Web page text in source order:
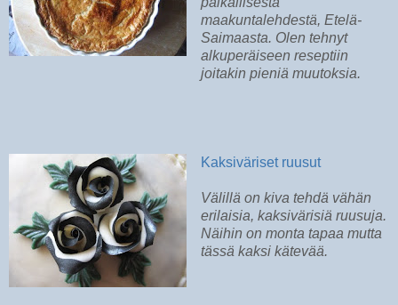
maakuntalehdestä, Etelä-
Saimaasta. Olen tehnyt
alkuperäiseen reseptiin
joitakin pieniä muutoksia.
Kaksiväriset ruusut
Välillä on kiva tehdä vähän
erilaisia, kaksivärisiä ruusuja.
Näihin on monta tapaa mutta
tässä kaksi kätevää.